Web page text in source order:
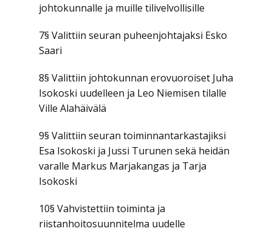
johtokunnalle ja muille tilivelvollisille
7§ Valittiin seuran puheenjohtajaksi Esko
Saari
8§ Valittiin johtokunnan erovuoroiset Juha
Isokoski uudelleen ja Leo Niemisen tilalle
Ville Alahäivälä
9§ Valittiin seuran toiminnantarkastajiksi
Esa Isokoski ja Jussi Turunen sekä heidän
varalle Markus Marjakangas ja Tarja
Isokoski
10§ Vahvistettiin toiminta ja
riistanhoitosuunnitelma uudelle